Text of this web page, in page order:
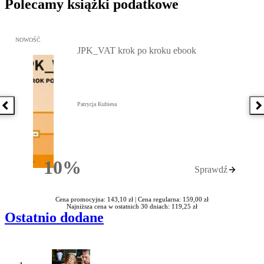
Polecamy książki podatkowe
Poprzednia książka
Przejdź do: JPK_VAT krok po kroku ebook, Patrycja Kubiesa -
NOWOŚĆ
10%Rabatu
JPK_VAT krok po kroku ebook
Patrycja Kubiesa
Sprawdź
Cena promocyjna: 143,10 zł | Cena regularna: 159,00 zł
Najniższa cena w ostatnich 30 dniach: 119,25 zł
Ostatnio dodane